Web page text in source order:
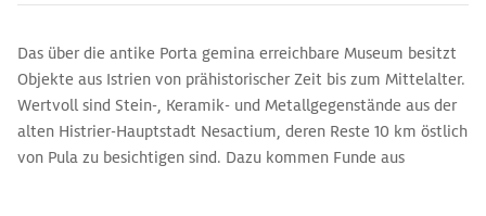
Das über die antike Porta gemina erreichbare Museum besitzt
Objekte aus Istrien von prähistorischer Zeit bis zum Mittelalter.
Wertvoll sind Stein-, Keramik- und Metallgegenstände aus der
alten Histrier-Hauptstadt Nesactium, deren Reste 10 km östlich
von Pula zu besichtigen sind. Dazu kommen Funde aus